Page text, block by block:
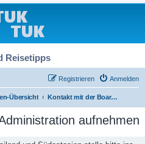
Reisetipps
Anmelden
Registrieren
Übersicht Kontakt mit der Board-Administration aufnehmen
aufnehmen